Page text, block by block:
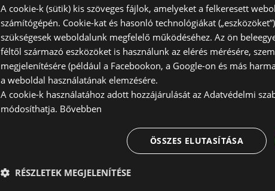
A cookie-k (sütik) kis szöveges fájlok, amelyeket a felkeresett
számítógépén. Cookie-kat és hasonló technológiákat
szükségesek weboldalunk megfelelő működéséhez. Az ön
féltől származó eszközöket is használunk az elérés mérésére,
megjelenítésére (például a Facebookon, a Google-on és más
a weboldal használatának elemzésére.
A cookie-k használatához adott hozzájárulását az Adatvédelmi
módosíthatja. Bővebben
ÖSSZES ELUTASÍTÁSA
RÉSZLETEK MEGJELENÍTÉSE